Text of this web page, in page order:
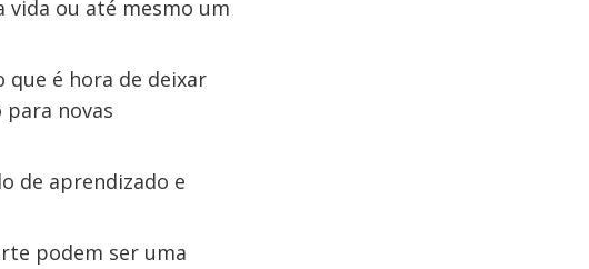
ou até mesmo um
que é hora de deixar
novas
de aprendizado e
podem ser uma